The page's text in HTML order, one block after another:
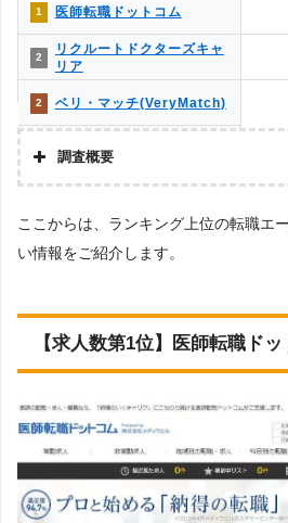
1 医師転職ドットコム
2
リクルートドクターズキャ
リア
2 ベリ・マッチ(VeryMatch)
4 Dr.転職なび
エムスリーキャリアエージ
JMC医師転職支援サービス
9 MRT
10 マイナビDOCTOR
11 ドクタービジョン
12 メディキャリア
調査概要
調査対象とした転職エ
ージェントについて
Googleで「医師
人数をカウントし
調査日 2022年12月4日
ここからは、ランキング上位の転職エ
い情報をご紹介します。
【求人数第1位】医師転職ド